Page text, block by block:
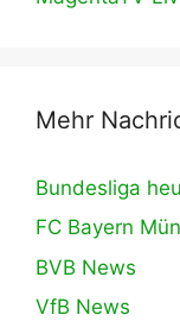
Mehr
Bundesliga
FC Bayern
BVB News
VfB News